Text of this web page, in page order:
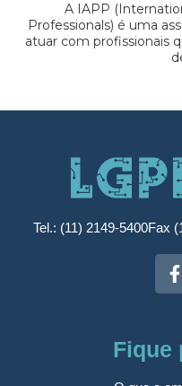
A IAPP
Professionals) é uma
atuar com profissionais
Tel.: (11) 2149-5400Fax
Fique